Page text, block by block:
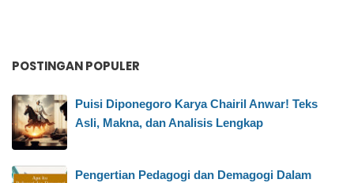
POSTINGAN POPULER
Puisi Diponegoro Karya Chairil Anwar! Teks
Asli, Makna, dan Analisis Lengkap
Pengertian Pedagogi dan Demagogi Dalam